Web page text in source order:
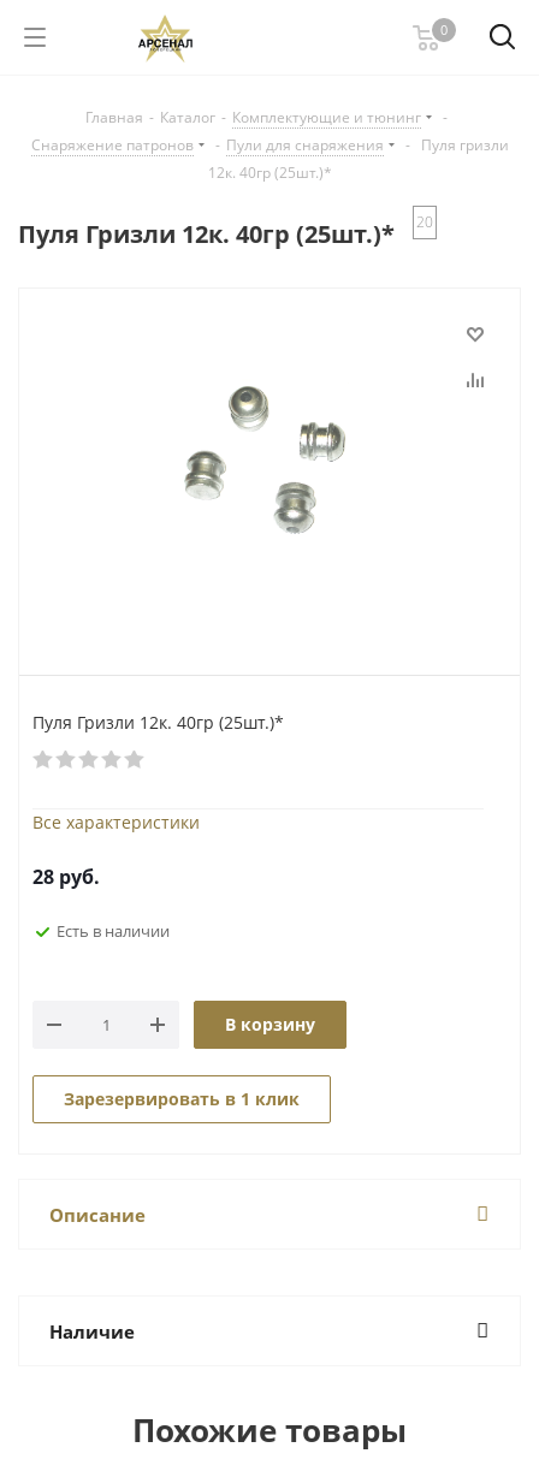
0
Главная - Каталог - Комплектующие и тюнинг
-
Снаряжение патронов
- Пули для снаряжения -
Пуля гризли
12к. 40гр (25шт.)*
Пуля Гризли 12к. 40гр (25шт.)* 20
Пуля Гризли 12к. 40гр (25шт.)*
Все характеристики
28 руб.
Есть в наличии
В корзину
Зарезервировать в 1 клик
Описание
Наличие
Похожие товары